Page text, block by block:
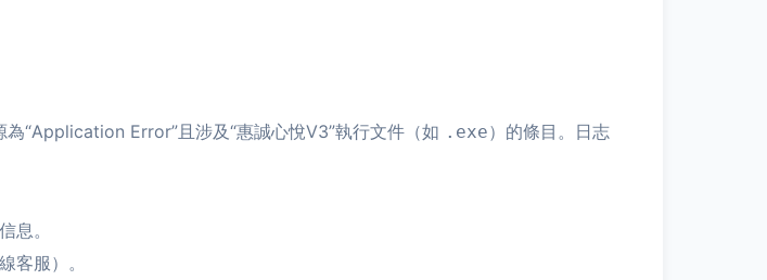
“Application Error”且涉及“惠誠心悅V3”執行文件（如 .exe）的條目。日志
息。
客服）。